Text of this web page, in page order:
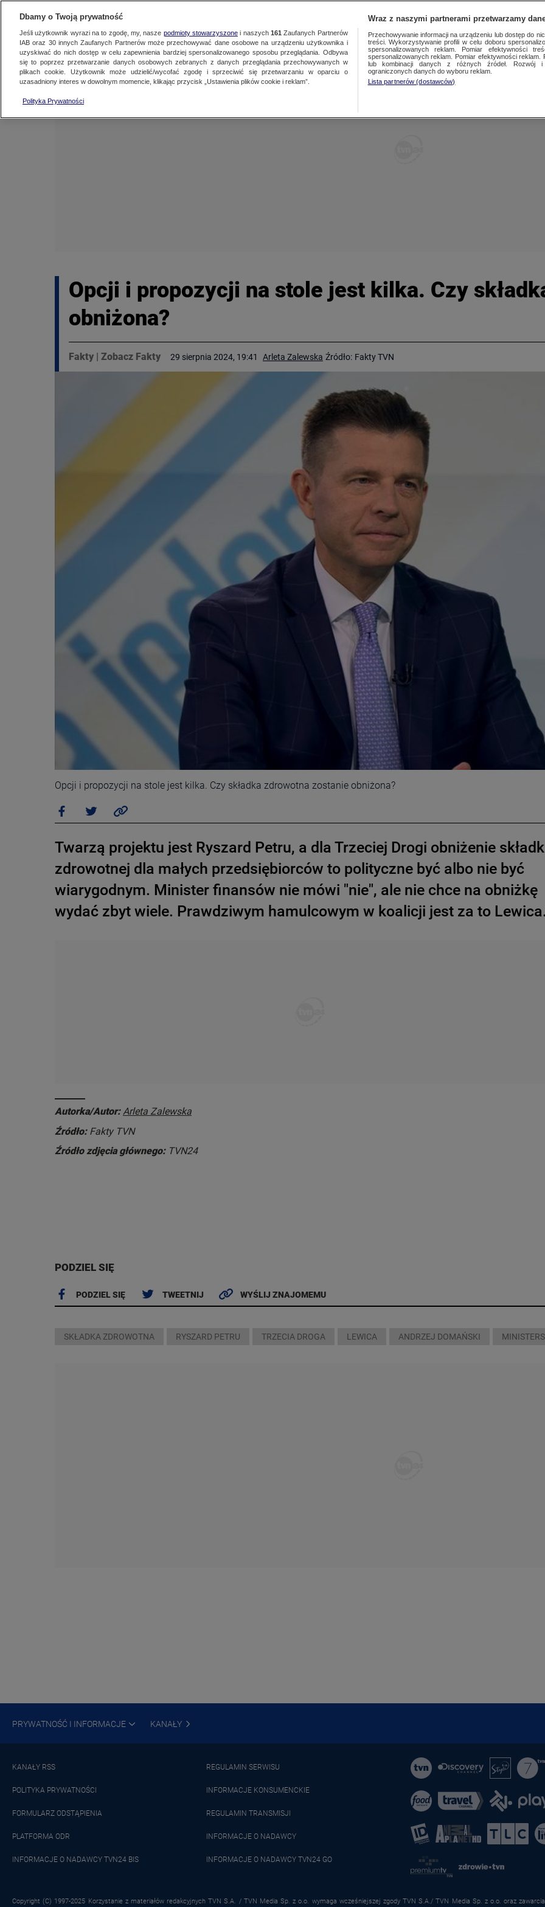
FAKTY PO FAKTACH FAKTY O ŚWIECIE
Opcji i propozycji na stole jest kilka. Czy
obniżona?
Fakty | Zobacz Fakty 29 sierpnia 2024, 19:41 Arleta Zalewska Źródło: Fakty TVN
Opcji i propozycji na stole jest kilka. Czy składka zdrowotna zostanie obniżona?
Twarzą projektu jest Ryszard Petru, a dla Trzeciej Drogi obniżenie
zdrowotnej dla małych przedsiębiorców to polityczne być albo nie być
wiarygodnym. Minister finansów nie mówi "nie", ale nie chce na obniżkę
wydać zbyt wiele. Prawdziwym hamulcowym w koalicji jest za to
Autorka/Autor: Arleta Zalewska
Źródło: Fakty TVN
Źródło zdjęcia głównego: TVN24
PODZIEL SIĘ
PODZIEL SIĘ TWEETNIJ WYŚLIJ ZNAJOMEMU
SKŁADKA ZDROWOTNA RYSZARD PETRU TRZECIA DROGA LEWICA ANDRZEJ DOMAŃSKI
PRYWATNOŚĆ I INFORMACJE KANAŁY
KANAŁY RSS REGULAMIN SERWISU
POLITYKA PRYWATNOŚCI INFORMACJE KONSUMENCKIE
FORMULARZ ODSTĄPIENIA REGULAMIN TRANSMISJI
PLATFORMA ODR INFORMACJE O NADAWCY
INFORMACJE O NADAWCY TVN24 BIS INFORMACJE O NADAWCY TVN24 GO
Copyright (C) 1997-2025 Korzystanie z materiałów redakcyjnych TVN S.A. / TVN Media Sp. z o.o. wymaga wcześniejszej zgody TVN S.A./ TVN Media Sp. z o.o. oraz
Dbamy o Twoją prywatność
Jeśli użytkownik wyrazi na to zgodę, my, nasze podmioty stowarzyszonei naszych 161 Zaufanych Partnerów
IAB oraz 30innych Zaufanych Partnerów może przechowywać dane osobowe na urządzeniu użytkownika i
uzyskiwać do nich dostęp w celu zapewnienia bardziej spersonalizowanego sposobu przeglądania. Odbywa
się to poprzez przetwarzanie danych osobowych zebranych z danych przeglądania przechowywanych w
plikach cookie. Użytkownik może udzielić/wycofać zgodę i sprzeciwić się przetwarzaniu w oparciu o
uzasadniony interes w dowolnym momencie, klikając przycisk „Ustawienia plików cookie i reklam”.
Polityka Prywatności
Wraz z naszymi partnerami przetwarzamy
Przechowywanie informacji na urządzeniu lub dostęp do
treści. Wykorzystywanie profili w celu doboru
spersonalizowanych reklam. Pomiar efektywności
spersonalizowanych reklam. Pomiar efektywności
lub kombinacji danych z różnych źródeł. Rozwój i
ograniczonych danych do wyboru reklam.
Lista partnerów (dostawców)